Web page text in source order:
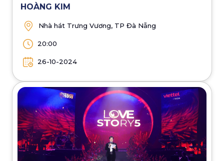
HOÀNG KIM
Nhà hát Trưng Vương, TP Đà Nẵng
20:00
26-10-2024